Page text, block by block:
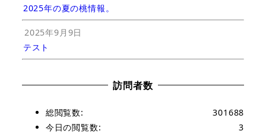
2025年の夏の桃情報。
2025年9月9日
テスト
訪問者数
301688
総閲覧数:
3
今日の閲覧数: